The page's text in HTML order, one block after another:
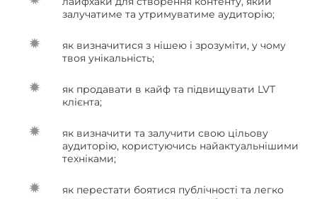
залучатиме та утримуватиме аудиторію;
як визначитися з нішею і зрозуміти, у чому
твоя унікальність;
як продавати в кайф та підвищувати LVT
клієнта;
як визначити та залучити свою цільову
аудиторію, користуючись найактуальнішими
техніками;
як перестати боятися публічності та легко